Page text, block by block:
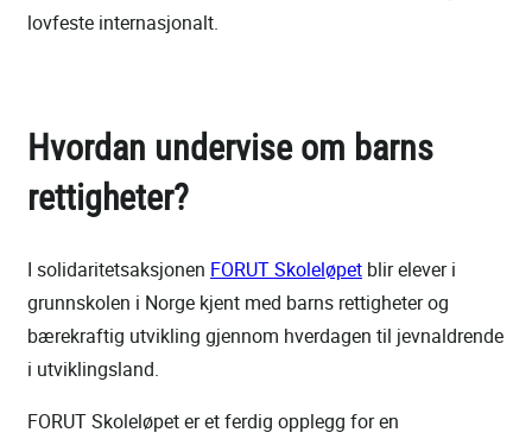
lovfeste internasjonalt.
Hvordan undervise om barns
rettigheter?
I solidaritetsaksjonen FORUT Skoleløpet blir elever i
grunnskolen i Norge kjent med barns rettigheter og
bærekraftig utvikling gjennom hverdagen til jevnaldrende
i utviklingsland.
FORUT Skoleløpet er et ferdig opplegg for en